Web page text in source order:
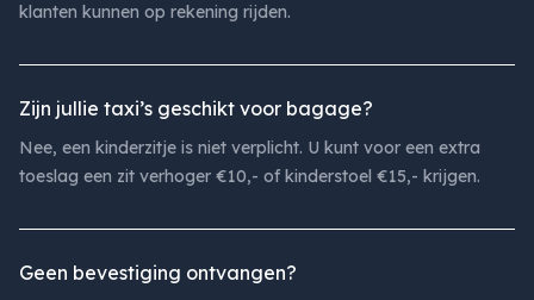
klanten kunnen op rekening rijden.
Zijn jullie taxi’s geschikt voor bagage?
Nee, een kinderzitje is niet verplicht. U kunt voor een extra
toeslag een zit verhoger €10,- of kinderstoel €15,- krijgen.
Geen bevestiging ontvangen?